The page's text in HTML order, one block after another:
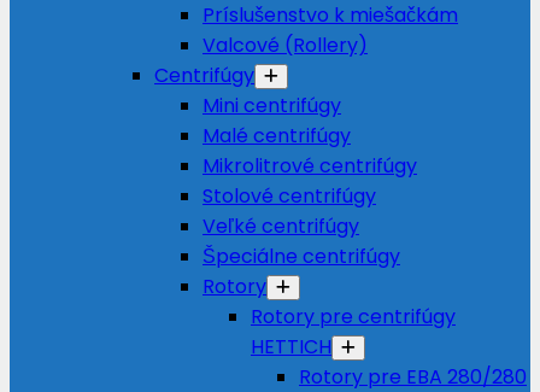
Príslušenstvo k miešačkám
Valcové (Rollery)
Centrifúgy
Mini centrifúgy
Malé centrifúgy
Mikrolitrové centrifúgy
Stolové centrifúgy
Veľké centrifúgy
Špeciálne centrifúgy
Rotory
Rotory pre centrifúgy
HETTICH
Rotory pre EBA 280/280